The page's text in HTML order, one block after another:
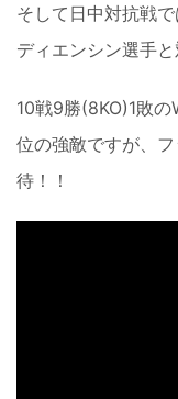
そして日中対抗戦
ディエンシン選手と
10戦9勝(8KO)1敗
位の強敵ですが、
待！！